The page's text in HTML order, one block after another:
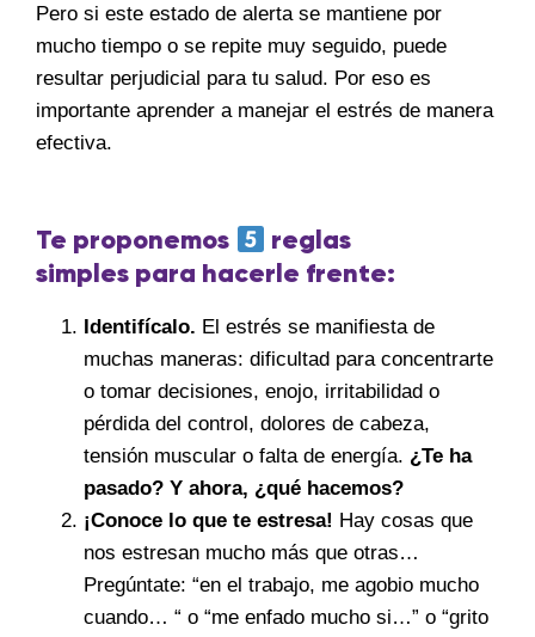
Pero si este estado de alerta se mantiene por
mucho tiempo o se repite muy seguido, puede
resultar perjudicial para tu salud. Por eso es
importante aprender a manejar el estrés de manera
efectiva.
Te proponemos
reglas
simples para hacerle frente:
Identifícalo. El estrés se manifiesta de
muchas maneras: dificultad para concentrarte
o tomar decisiones, enojo, irritabilidad o
pérdida del control, dolores de cabeza,
tensión muscular o falta de energía. ¿Te ha
pasado? Y ahora, ¿qué hacemos?
¡Conoce lo que te estresa! Hay cosas que
nos estresan mucho más que otras…
Pregúntate: “en el trabajo, me agobio mucho
cuando… “ o “me enfado mucho si…” o “grito